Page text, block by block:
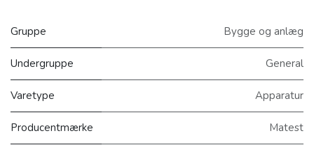
Gruppe Bygge og anlæg
Undergruppe General
Varetype Apparatur
Producentmærke Matest